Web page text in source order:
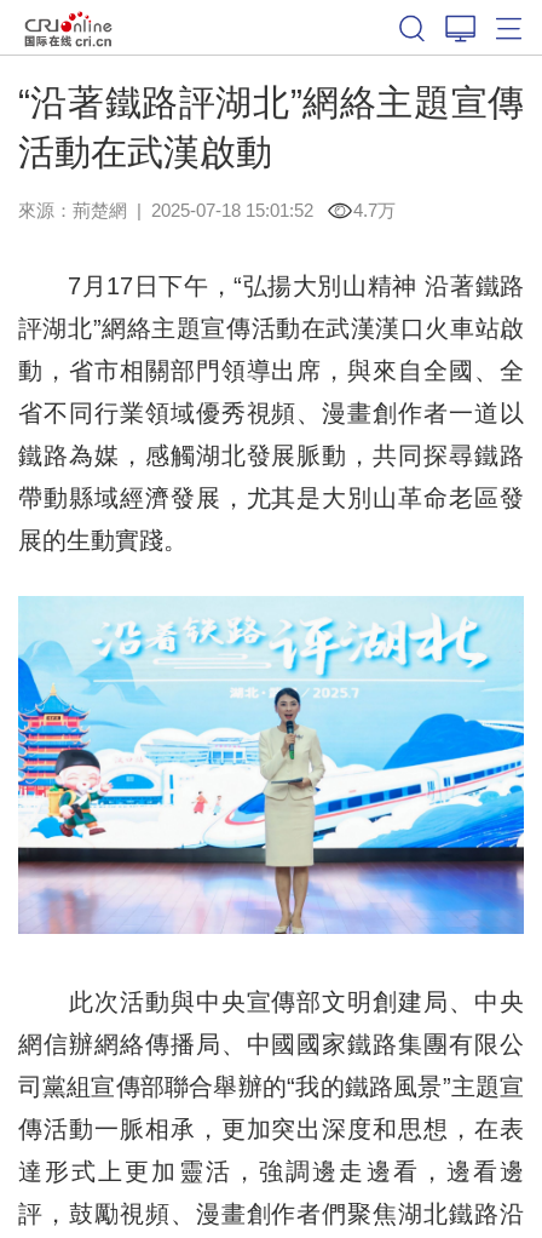
“沿著鐵路評湖北”網絡主題宣傳
活動在武漢啟動
來源： 荊楚網 | 2025-07-18 15:01:52 4.7万
7月17日下午，“弘揚大別山精神 沿著鐵路
評湖北”網絡主題宣傳活動在武漢漢口火車站啟
動，省市相關部門領導出席，與來自全國、全
省不同行業領域優秀視頻、漫畫創作者一道以
鐵路為媒，感觸湖北發展脈動，共同探尋鐵路
帶動縣域經濟發展，尤其是大別山革命老區發
展的生動實踐。
此次活動與中央宣傳部文明創建局、中央
網信辦網絡傳播局、中國國家鐵路集團有限公
司黨組宣傳部聯合舉辦的“我的鐵路風景”主題宣
傳活動一脈相承，更加突出深度和思想，在表
達形式上更加靈活，強調邊走邊看，邊看邊
評，鼓勵視頻、漫畫創作者們聚焦湖北鐵路沿